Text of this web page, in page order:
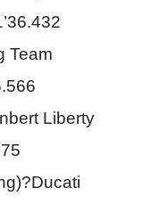
Team
Liberty